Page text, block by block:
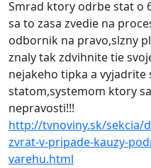
Smrad ktory odrbe stat o
sa to zasa zvedie na
odbornik na pravo,slzny
znaly tak zdvihnite tie
nejakeho tipka a vyjadrite
statom,systemom ktory
nepravosti!!!
http://tvnoviny.sk/sekcia/
zvrat-v-pripade-kauzy-
varehu.html